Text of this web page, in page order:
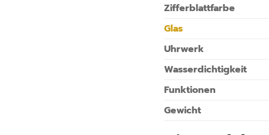
Zifferblattfarbe
Glas
Uhrwerk
Wasserdichtigkeit
Funktionen
Gewicht